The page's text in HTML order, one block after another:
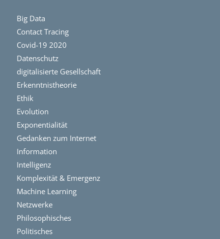
Big Data
Contact Tracing
Covid-19 2020
Datenschutz
digitalisierte Gesellschaft
Erkenntnistheorie
Ethik
Evolution
Exponentialität
Gedanken zum Internet
Information
Intelligenz
Komplexität & Emergenz
Machine Learning
Netzwerke
Philosophisches
Politisches